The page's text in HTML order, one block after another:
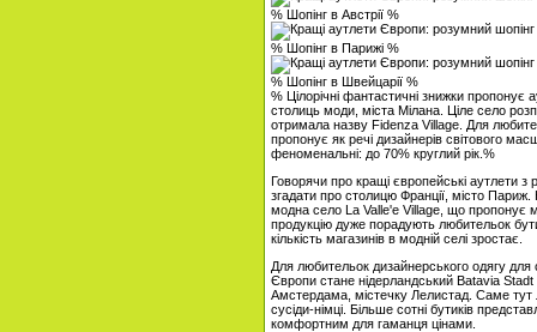
% Шопінг в Австрії %
% Шопінг в Парижі %
% Шопінг в Швейцарії %
% Цілорічні фантастичні знижки пропонує
столиць моди, міста Мілана. Ціле село
отримала назву Fidenza Village. Для
пропонує як речі дизайнерів світового
феноменальні: до 70% круглий рік.%
Говорячи про кращі європейські аутлети
згадати про столицю Франції, місто
модна село La Valle'e Village, що пропонує
продукцію дуже порадують любительок
кількість магазинів в модній селі зростає.
Для любительок дизайнерського одягу
Європи стане нідерландський Batavia
Амстердама, містечку Лелистад. Саме тут
сусіди-німці. Більше сотні бутиків
комфортним для гаманця цінами.